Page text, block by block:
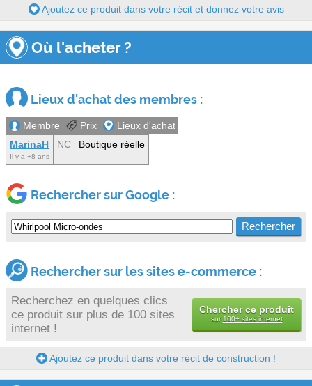
Ajoutez ce produit dans votre récit et donnez votre avis
Où l'acheter ?
Lieux d'achat des membres :
Membre Prix
Lieux d'achat
MarinaH
Il y a +8 ans
NC Boutique réelle
Rechercher sur Google :
Rechercher sur les sites e-commerce :
Recherchez en quelques clics
ce produit sur plus de 100 sites
internet !
Chercher ce produit
sur100+ sites internet
Ajoutez ce produit dans votre récit de construction !